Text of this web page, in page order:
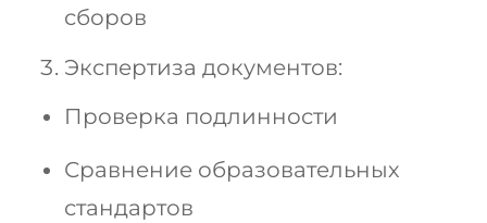
сборов
Экспертиза документов:
Проверка подлинности
Сравнение образовательных
стандартов